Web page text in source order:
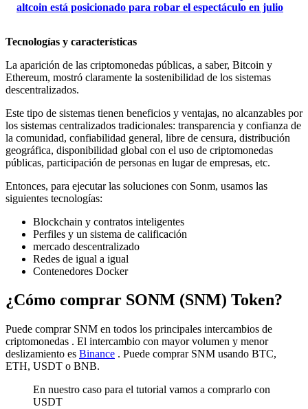
altcoin está posicionado para robar el espectáculo en julio
Tecnologías y características
La aparición de las criptomonedas públicas, a saber, Bitcoin y
Ethereum, mostró claramente la sostenibilidad de los sistemas
descentralizados.
Este tipo de sistemas tienen beneficios y ventajas, no alcanzables por
los sistemas centralizados tradicionales: transparencia y confianza de
la comunidad, confiabilidad general, libre de censura, distribución
geográfica, disponibilidad global con el uso de criptomonedas
públicas, participación de personas en lugar de empresas, etc.
Entonces, para ejecutar las soluciones con Sonm, usamos las
siguientes tecnologías:
Blockchain y contratos inteligentes
Perfiles y un sistema de calificación
mercado descentralizado
Redes de igual a igual
Contenedores Docker
¿Cómo comprar SONM (SNM) Token?
Puede comprar SNM en todos los principales intercambios de
criptomonedas . El intercambio con mayor volumen y menor
deslizamiento es Binance . Puede comprar SNM usando BTC,
ETH, USDT o BNB.
En nuestro caso para el tutorial vamos a comprarlo con
USDT